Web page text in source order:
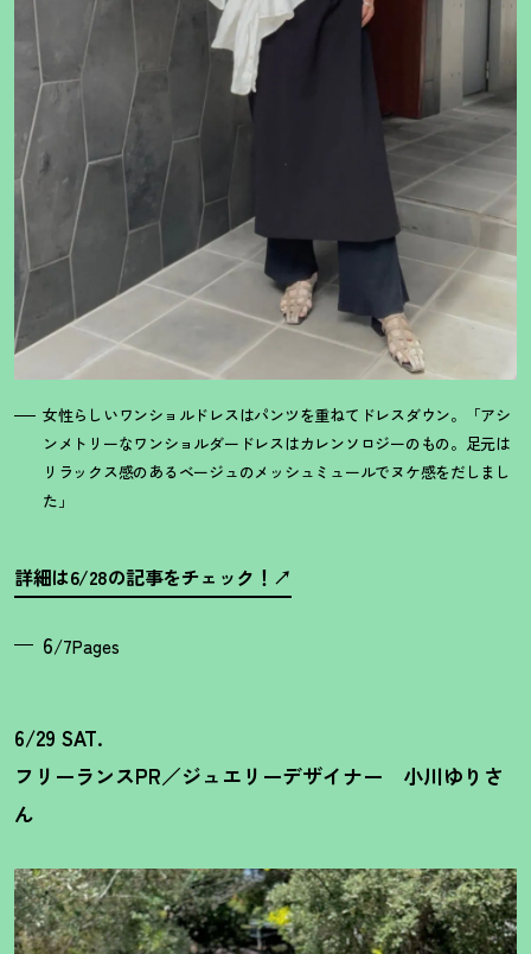
女性らしいワンショルドレスはパンツを重ねてドレスダウン。「アシ
ンメトリーなワンショルダードレスはカレンソロジーのもの。足元は
リラックス感のあるベージュのメッシュミュールでヌケ感をだしまし
た」
詳細は6/28の記事をチェック ！
6/7Pages
6/29 SAT.
フリーランスPR／ジュエリーデザイナー 小川ゆりさ
ん